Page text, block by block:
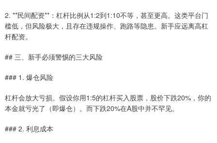
2. **民间配资**：杠杆比例从1:2到1:10不等，甚至更高。这类平台门
槛低，但风险极大，且存在违规操作、跑路等隐患。新手应远离高杠
杆配资。
## 三、新手必须警惕的三大风险
### 1. 爆仓风险
杠杆会放大亏损。假设你用1:5的杠杆买入股票，股价下跌20%，你的
本金就亏光了（即爆仓）。而下跌20%在A股中并不罕见。
### 2. 利息成本